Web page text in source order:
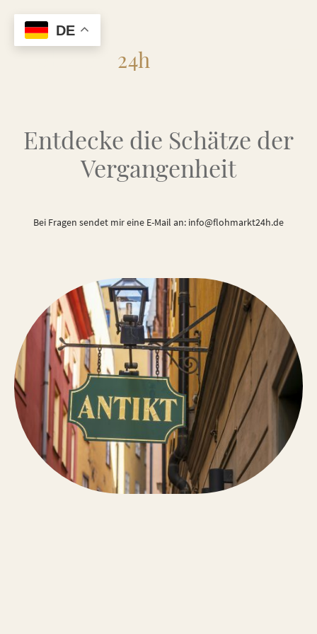
24h
Entdecke die Schätze der
Vergangenheit
Bei Fragen sendet mir eine E-Mail an: info@flohmarkt24h.de
DE